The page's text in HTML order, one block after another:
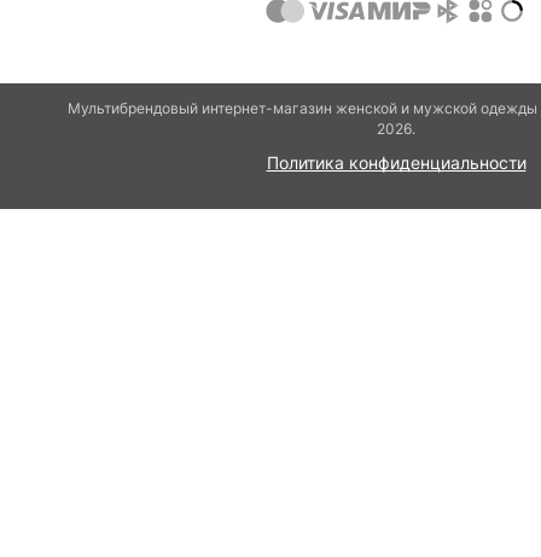
Мультибрендовый интернет-магазин женской и мужской
2026.
Политика конфиденциальности